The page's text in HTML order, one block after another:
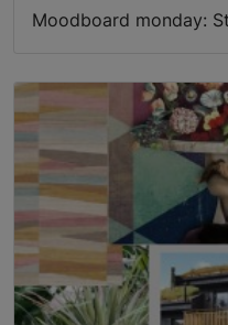
Moodboard monday: